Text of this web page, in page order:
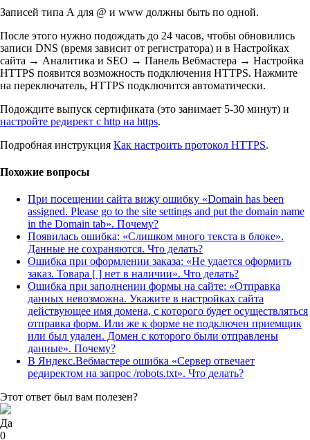
Записей типа А для @ и www должны быть по одной.
После этого нужно подождать до 24 часов, чтобы обновились
записи DNS (время зависит от регистратора) и в Настройках
сайта → Аналитика и SEO → Панель Вебмастера → Настройка
HTTPS появится возможность подключения HTTPS. Нажмите
на переключатель, HTTPS подключится автоматически.
Подождите выпуск сертификата (это занимает 5‐30 минут) и
настройте редирект с http на https.
Подробная инструкция Как настроить протокол HTTPS.
Похожие вопросы
При посещении сайта вижу ошибку «Domain has been
assigned. Please go to the site settings and put the domain name
in the Domain tab». Почему?
Появилась ошибка: «Слишком много текста в блоке».
Данные не сохраняются. Что делать?
Ошибка при оформлении заказа: «Не удается оформить
заказ. Товара [ ] нет в наличии». Что делать?
Ошибка при заполнении формы на сайте: «Отправка
данных невозможна. Укажите в настройках сайта
действующее имя домена, с которого будет осуществляться
отправка форм. Или же к форме не подключен приемщик
или был удален. Домен с которого были отправлены
данные». Почему?
В Яндекс.Вебмастере ошибка «Сервер отвечает
редиректом на запрос /robots.txt». Что делать?
Этот ответ был вам полезен?
Да
0